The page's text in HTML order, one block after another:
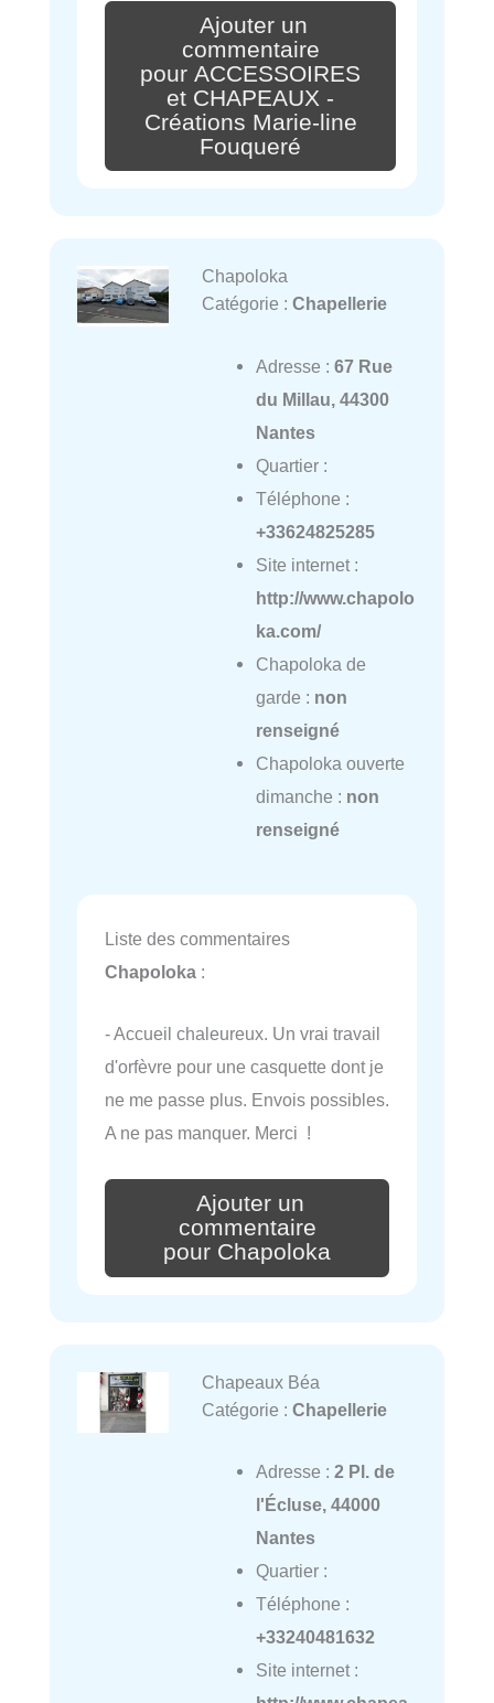
Ajouter un
commentaire
pour ACCESSOIRES
et CHAPEAUX -
Créations Marie-line
Fouqueré
Chapoloka
Catégorie : Chapellerie
Adresse : 67 Rue
du Millau, 44300
Nantes
Quartier :
Téléphone :
+33624825285
Site internet :
http://www.chapolo
ka.com/
Chapoloka de
garde : non
renseigné
Chapoloka ouverte
dimanche : non
renseigné
Liste des commentaires
Chapoloka :
- Accueil chaleureux. Un vrai travail
d'orfèvre pour une casquette dont je
ne me passe plus. Envois possibles.
A ne pas manquer. Merci !
Ajouter un
commentaire
pour Chapoloka
Chapeaux Béa
Catégorie : Chapellerie
Adresse : 2 Pl. de
l'Écluse, 44000
Nantes
Quartier :
Téléphone :
+33240481632
Site internet :